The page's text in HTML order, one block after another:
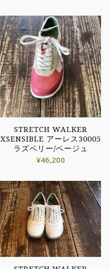
STRETCH WALKER
XSENSIBLE アーレス30005
ラズベリー/ベージュ
¥46,200